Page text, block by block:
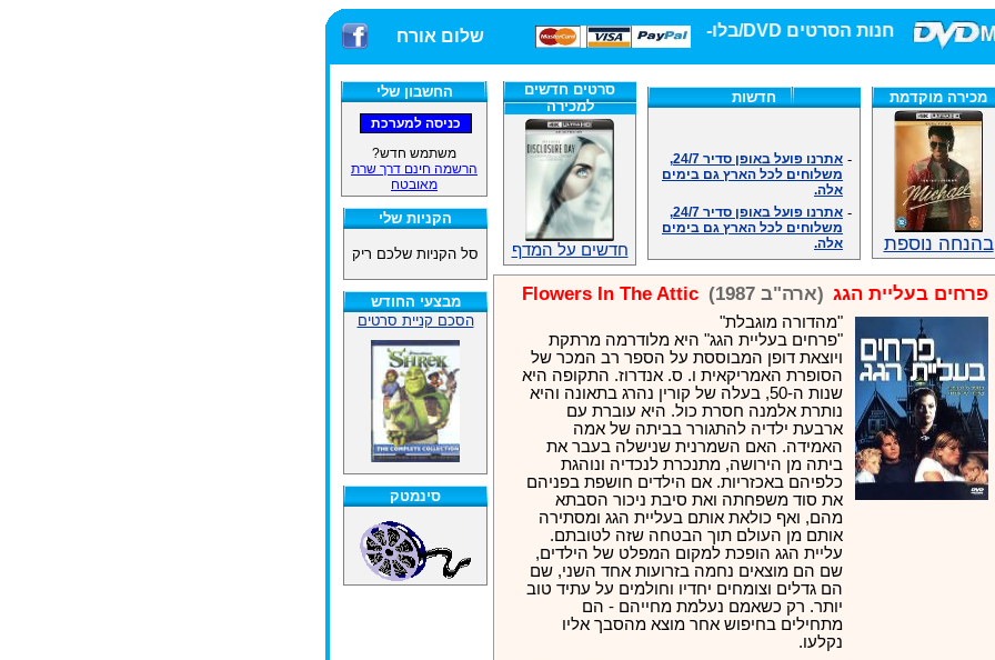
חנות הסרטים DVD/בלו-ריי/3D הגדולה ביותר! שלום אורח
החשבון שלי
משתמש חדש?
הרשמה חינם דרך שרת
מאובטח
הקניות שלי
סל הקניות שלכם ריק
מבצעי החודש
הסכם קניית סרטים
סינמטק
מכירה מוקדמת
בהנחה נוספת
חדשות
משלוחים לכל הארץ גם בימים
אלה.
משלוחים לכל הארץ גם בימים
אלה.
אנחנו כאן לכול שאלה וזמינים
במענה הטלפוני שלנו.ובמייל
.האתר לרשותכם פעיל 24/7
-מענה טלפוני: 09-7652392
צוות דיוידי מאסטר ישיר.
זמינים במייל ובטלפון. האתר
לרשותכם פעיל 24/7
צוות דיוידי מאסטר ישיר.
אנחנו כאן לכול שאלה וזמינים
במענה הטלפוני שלנו.ובמייל
.האתר לרשותכם 24/7
מענה טלפוני: 09-7652392
צוות דיוידי מאסטר ישיר.
סרטים חדשים
למכירה
חדשים על המדף
פרחים בעליית הגג (ארה"ב 1987) Flowers In The Attic
"מהדורה מוגבלת"
"פרחים בעליית הגג" היא מלודרמה מרתקת
ויוצאת דופן המבוססת על הספר רב המכר של
הסופרת האמריקאית ו. ס. אנדרוז. התקופה היא
שנות ה-50, בעלה של קורין נהרג בתאונה והיא
נותרת אלמנה חסרת כול. היא עוברת עם
ארבעת ילדיה להתגורר בביתה של אמה
האמידה. האם השמרנית שנישלה בעבר את
ביתה מן הירושה, מתנכרת לנכדיה ונוהגת
כלפיהם באכזריות. אם הילדים חושפת בפניהם
את סוד משפחתה ואת סיבת ניכור הסבתא
מהם, ואף כולאת אותם בעליית הגג ומסתירה
אותם מן העולם תוך הבטחה שזה לטובתם.
עליית הגג הופכת למקום המפלט של הילדים,
שם הם מוצאים נחמה בזרועות אחד השני, שם
הם גדלים וצומחים יחדיו וחולמים על עתיד טוב
יותר. רק כשאמם נעלמת מחייהם - הם
מתחילים בחיפוש אחר מוצא מהסבך אליו
נקלעו.